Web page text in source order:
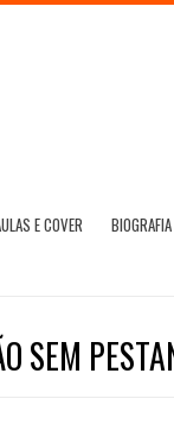
E COVER
SEM